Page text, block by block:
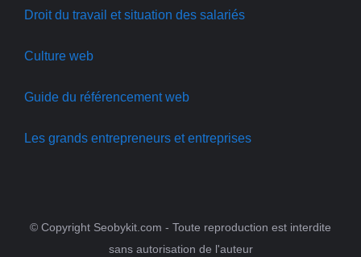
Droit du travail et situation des salariés
Culture web
Guide du référencement web
Les grands entrepreneurs et entreprises
© Copyright Seobykit.com - Toute reproduction est interdite
sans autorisation de l'auteur